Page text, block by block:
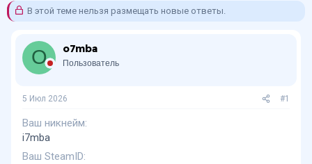
м
а
В этой теме нельзя размещать новые ответы.
O o7mba
Пользователь
5 Июл 2026 #1
Ваш никнейм
i7mba
Ваш SteamID